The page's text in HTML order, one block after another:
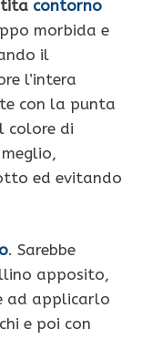
contorno
morbida e
il
l’intera
con la punta
colore di
ed evitando
. Sarebbe
apposito,
ad applicarlo
e poi con